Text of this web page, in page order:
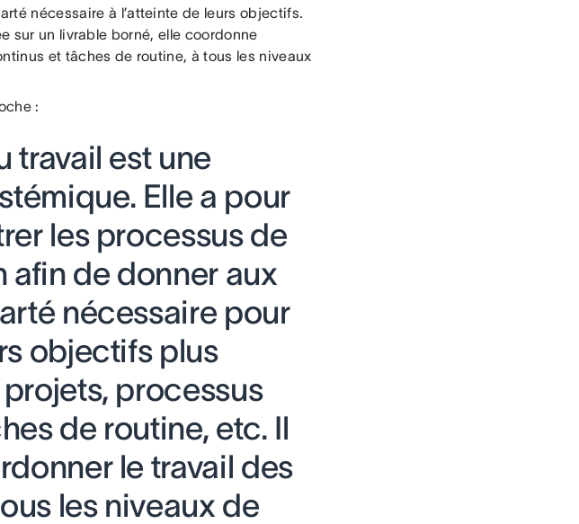
nécessaire à l’atteinte de leurs objectifs.
sur un livrable borné, elle coordonne
et tâches de routine, à tous les niveaux
:
travail est une
Elle a pour
les processus de
afin de donner aux
nécessaire pour
objectifs plus
processus
de routine, etc. Il
le travail des
les niveaux de